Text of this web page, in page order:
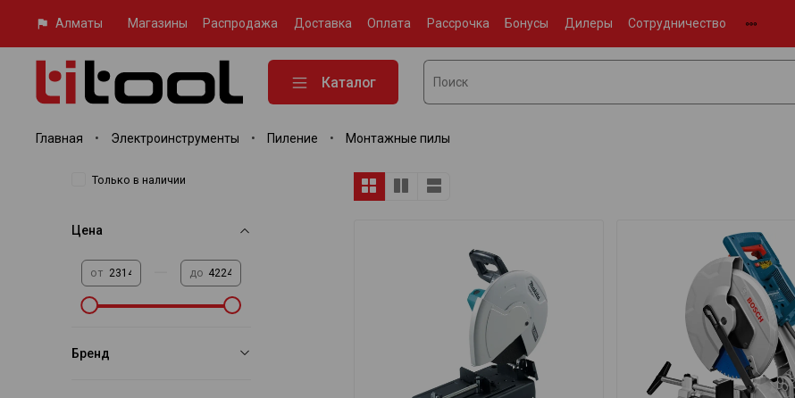
Алматы Магазины Распродажа Доставка Оплата Рассрочка Бонусы Дилеры Сотрудничество
Каталог
Главная Электроинструменты Пиление Монтажные пилы
Только в наличии
Цена
от до
Бренд